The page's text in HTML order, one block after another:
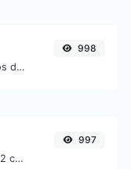
Converta facilmente arquivos de imagem GIF para WEBP.
998
Generate an MD5 hash of 32 characters length for any string input.
997